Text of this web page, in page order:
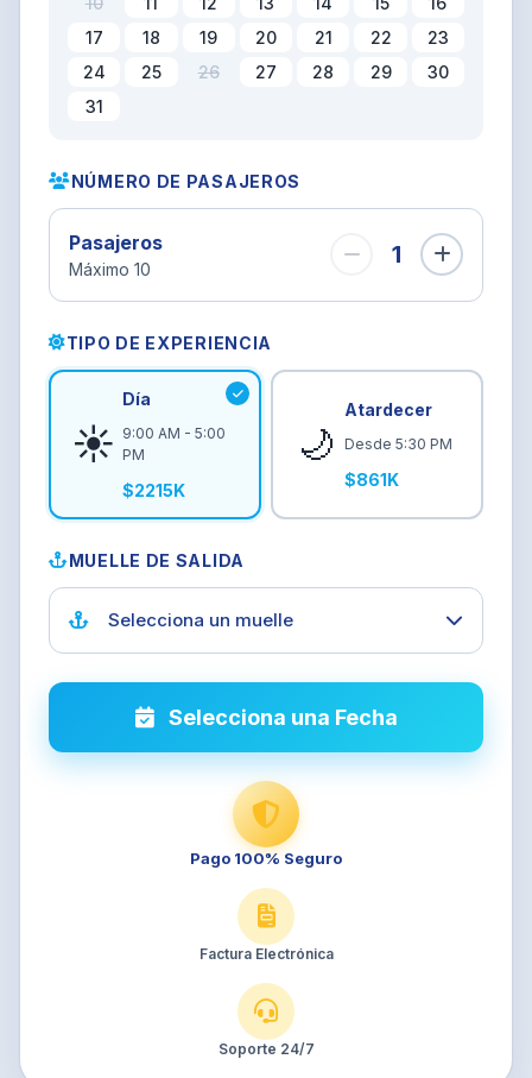
17
18 19 20 21 22
23
24
25 26 27 28 29
30
31
NÚMERO DE PASAJEROS
Pasajeros
Máximo 10 1
TIPO DE EXPERIENCIA
☀️
Día
9:00 AM - 5:00
PM
$2215K
🌙
Atardecer
Desde 5:30 PM
$861K
MUELLE DE SALIDA
Selecciona un muelle
Selecciona una Fecha
Pago 100% Seguro
Factura Electrónica
Soporte 24/7